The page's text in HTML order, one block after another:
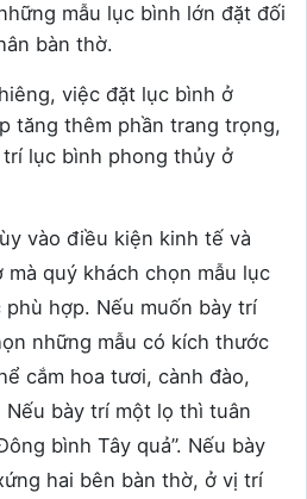
mẫu lục bình lớn đặt đối
bàn thờ.
việc đặt lục bình ở
tăng thêm phần trang trọng,
lục bình phong thủy ở
vào điều kiện kinh tế và
quý khách chọn mẫu lục
hợp. Nếu muốn bày trí
những mẫu có kích thước
cắm hoa tươi, cành đào,
bày trí một lọ thì tuân
bình Tây quả”. Nếu bày
hai bên bàn thờ, ở vị trí